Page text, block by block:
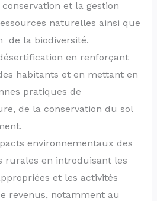
et la gestion
naturelles ainsi que
de la biodiversité.
en renforçant
habitants et en mettant en
pratiques de
de la conservation du sol
environnementaux des
rurales en introduisant les
et les activités
revenus, notamment au